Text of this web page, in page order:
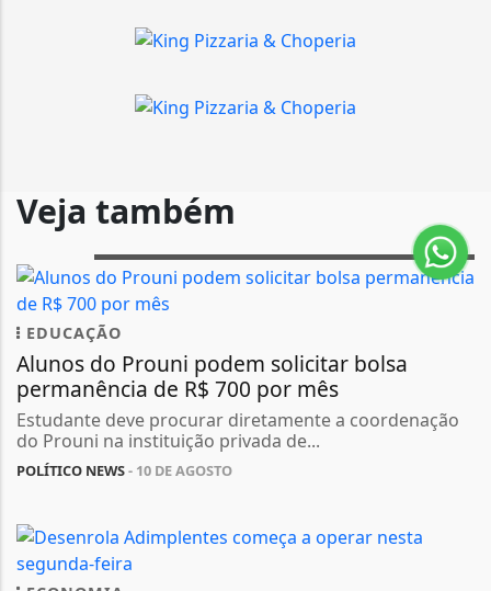
Veja também
EDUCAÇÃO
Alunos do Prouni podem solicitar bolsa
permanência de R$ 700 por mês
Estudante deve procurar diretamente a coordenação
do Prouni na instituição privada de...
POLÍTICO NEWS- 10 DE AGOSTO